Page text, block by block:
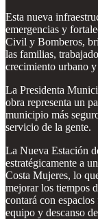
Esta nueva
emergencias y
Civil y Bomberos,
las familias,
crecimiento urbano
La Presidenta
obra representa un
municipio más
servicio de la gente.
La Nueva Estación
estratégicamente a
Costa Mujeres, lo
mejorar los tiempos
contará con
equipo y descanso